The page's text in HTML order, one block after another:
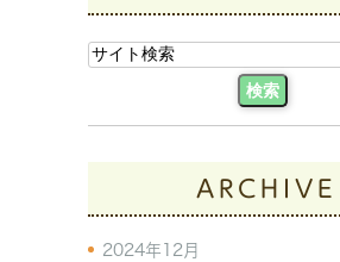
ARCHIVE
2024年12月